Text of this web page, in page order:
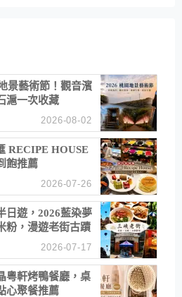
景藝術節！觀音濱
滬一次收藏
2026-08-02
RECIPE HOUSE
飽推薦
2026-07-26
日遊，2026藍染夢
粉，漫遊老街古蹟
2026-07-17
粵軒烤鴨餐廳，桌
心聚餐推薦